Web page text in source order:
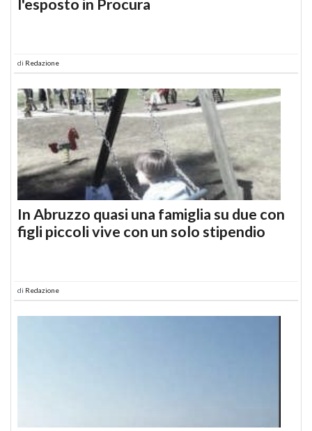
l'esposto in Procura
di Redazione
In Abruzzo quasi una famiglia su due con
figli piccoli vive con un solo stipendio
di Redazione